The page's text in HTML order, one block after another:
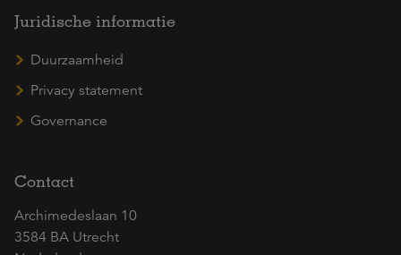
Juridische informatie
Duurzaamheid
Privacy statement
Governance
Contact
Archimedeslaan 10
3584 BA Utrecht